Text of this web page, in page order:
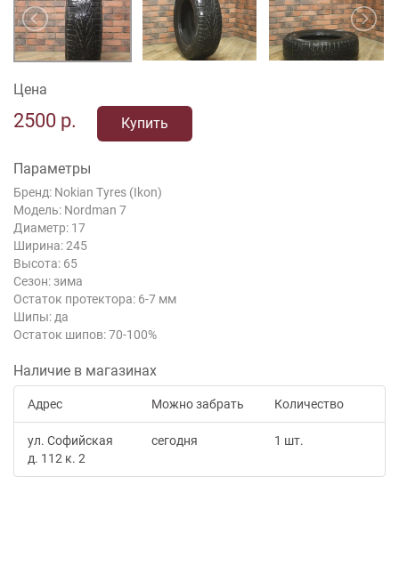
Цена
2500 р. Купить
Параметры
Бренд: Nokian Tyres (Ikon)
Модель: Nordman 7
Диаметр: 17
Ширина: 245
Высота: 65
Сезон: зима
Остаток протектора: 6-7 мм
Шипы: да
Остаток шипов: 70-100%
Наличие в магазинах
Адрес Можно забрать Количество
ул. Софийская
д. 112 к. 2
сегодня 1 шт.